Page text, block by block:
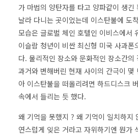
가 마법의 양탄자를 타고 양파같이 생긴
날라 다니는 곳이었는데 이스탄불에 도
모습은 글로벌 체인 호텔인 이비스에서
이슬람 청년이 비싼 최신형 미국 사과폰
다. 물리적인 장소와 문화적인 장소간의
과거와 변해버린 현재 사이의 간극이 몇
아 이스탄불을 떠올리려면 하드디스크
속에서 들리는 듯 했다.
왜 기억을 못했지 ? 왜 기억이 일치하지
연스럽게 잊은 거라고 자위하기엔 뭔가